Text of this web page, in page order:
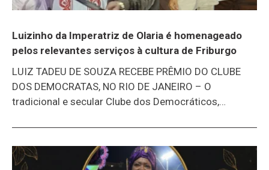
carnavalesco da Dragões da Real, de São Paulo. Ao
Luizinho da Imperatriz de Olaria é homenageado
pelos relevantes serviços à cultura de Friburgo
LUIZ TADEU DE SOUZA RECEBE PRÊMIO DO CLUBE
DOS DEMOCRATAS, NO RIO DE JANEIRO – O
tradicional e secular Clube dos Democráticos,
ícone da cultura popular de Nova Friburgo: Luiz Tadeu
de Souza, o Luizinho da Imperatriz de Olaria.A justa
homenagem ocorreu no último final de semana.